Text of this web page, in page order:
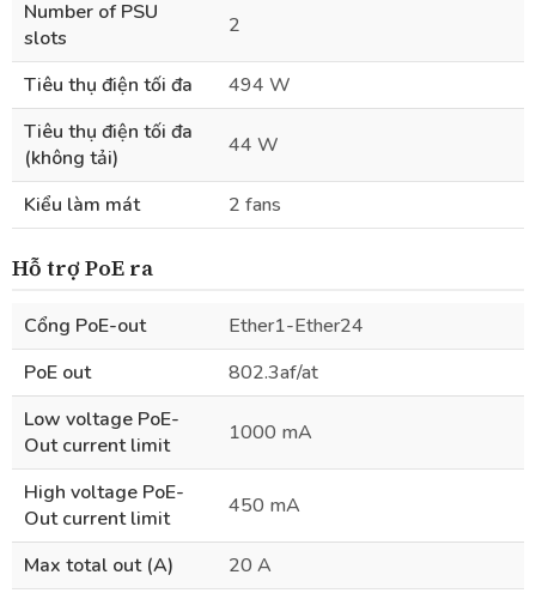
Number of PSU
slots
2
Tiêu thụ điện tối đa
494 W
Tiêu thụ điện tối đa
(không tải)
44 W
Kiểu làm mát 2 fans
Hỗ trợ PoE ra
Cổng PoE-out
Ether1-Ether24
PoE out
802.3af/at
Low voltage PoE-
Out current limit
1000 mA
High voltage PoE-
Out current limit
450 mA
Max total out (A) 20 A